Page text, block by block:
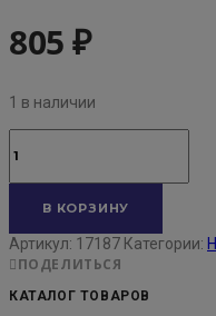
805₽
1 в наличии
товара
Нож
диэлектрический
SQ1003-
0107
В КОРЗИНУ
Артикул: 17187 Категории:
ПОДЕЛИТЬСЯ
КАТАЛОГ ТОВАРОВ